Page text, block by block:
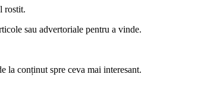
rostit.
sau advertoriale pentru a vinde.
la conținut spre ceva mai interesant.